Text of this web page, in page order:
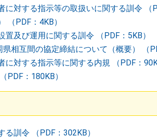
対する指示等の取扱いに関する訓令 （
（PDF：4KB）
及び運用に関する訓令 （PDF：5KB）
相互間の協定締結について（概要） （
対する指示等に関する内規 （PDF：
PDF：180KB）
訓令 （PDF：302KB）